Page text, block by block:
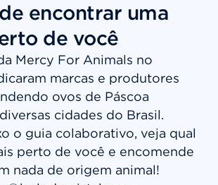
encontrar uma
de você
Mercy For Animals no
marcas e produtores
ovos de Páscoa
cidades do Brasil.
o guia colaborativo, veja qual
perto de você e encomende
nada de origem animal!